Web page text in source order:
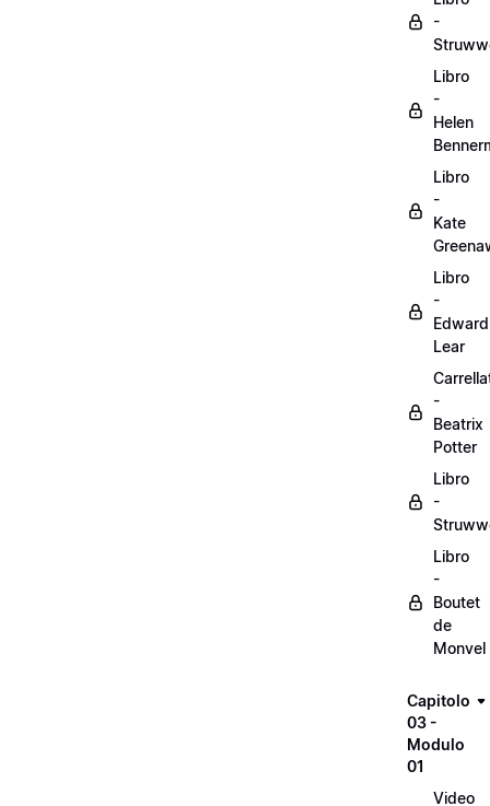
-
Libro
-
Helen
Libro
-
Kate
Libro
-
Edward
Lear
-
Beatrix
Potter
Libro
-
Libro
-
Boutet
de
Monvel
Capitolo
03 -
Modulo
01
Video